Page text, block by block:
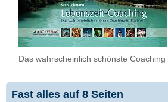
Das wahrscheinlich schönste
Fast alles auf 8 Seiten